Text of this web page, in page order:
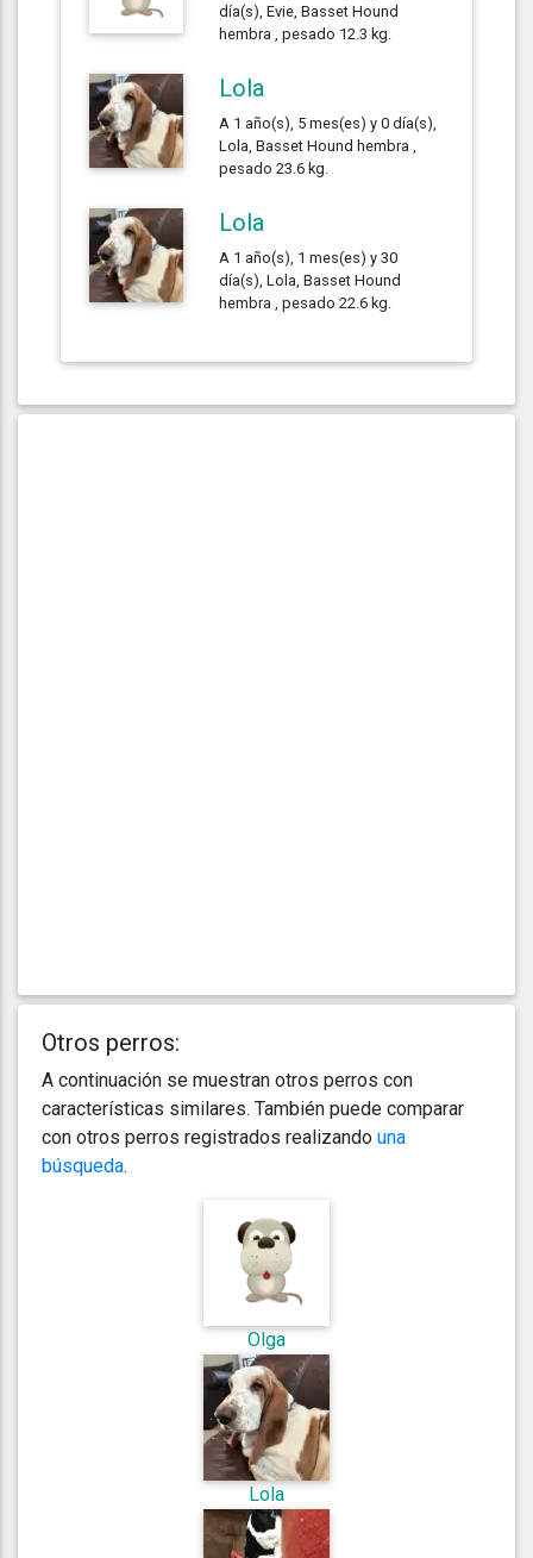
día(s), Evie, Basset Hound
hembra , pesado 12.3 kg.
Lola
A 1 año(s), 5 mes(es) y 0 día(s),
Lola, Basset Hound hembra ,
pesado 23.6 kg.
Lola
A 1 año(s), 1 mes(es) y 30
día(s), Lola, Basset Hound
hembra , pesado 22.6 kg.
Otros perros:
A continuación se muestran otros perros con
características similares. También puede comparar
con otros perros registrados realizando una
búsqueda.
Olga
Lola